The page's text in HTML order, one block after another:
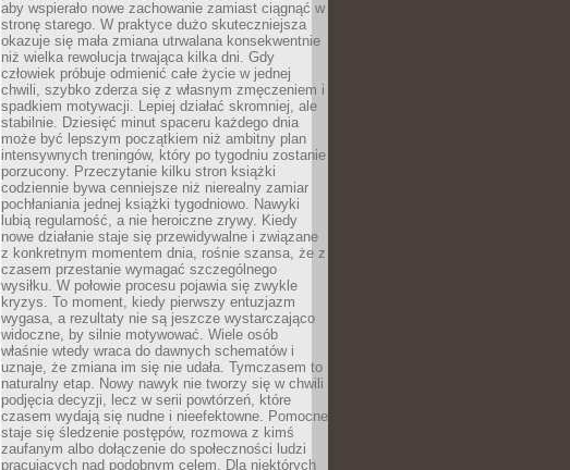
aby wspierało nowe zachowanie zamiast ciągnąć w
stronę starego. W praktyce dużo skuteczniejsza
okazuje się mała zmiana utrwalana konsekwentnie
niż wielka rewolucja trwająca kilka dni. Gdy
człowiek próbuje odmienić całe życie w jednej
chwili, szybko zderza się z własnym zmęczeniem i
spadkiem motywacji. Lepiej działać skromniej, ale
stabilnie. Dziesięć minut spaceru każdego dnia
może być lepszym początkiem niż ambitny plan
intensywnych treningów, który po tygodniu zostanie
porzucony. Przeczytanie kilku stron książki
codziennie bywa cenniejsze niż nierealny zamiar
pochłaniania jednej książki tygodniowo. Nawyki
lubią regularność, a nie heroiczne zrywy. Kiedy
nowe działanie staje się przewidywalne i związane
z konkretnym momentem dnia, rośnie szansa, że z
czasem przestanie wymagać szczególnego
wysiłku. W połowie procesu pojawia się zwykle
kryzys. To moment, kiedy pierwszy entuzjazm
wygasa, a rezultaty nie są jeszcze wystarczająco
widoczne, by silnie motywować. Wiele osób
właśnie wtedy wraca do dawnych schematów i
uznaje, że zmiana im się nie udała. Tymczasem to
naturalny etap. Nowy nawyk nie tworzy się w chwili
podjęcia decyzji, lecz w serii powtórzeń, które
czasem wydają się nudne i nieefektowne. Pomocne
staje się śledzenie postępów, rozmowa z kimś
zaufanym albo dołączenie do społeczności ludzi
pracujących nad podobnym celem. Dla niektórych